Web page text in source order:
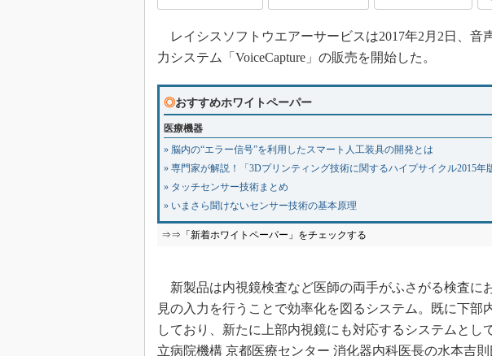
レイシスソフトウエアーサービスは2017年2月2日、音
力システム「VoiceCapture」の販売を開始した。
◎おすすめホワイトペーパー
医療機器
» 脳内の“エラー信号”を利用したスマート人工装具の開発とは
» 専門家が解説！「3Dプリンティング技術に関するハイプサイクル2015年
» タッチセンサー技術まとめ
» いまさら聞けないセンサー技術の基本原理
⇒⇒「新着ホワイトペーパー」をチェックする
新製品は内視鏡検査など医師の両手がふさがる検査に
見の入力を行うことで効率化を図るシステム。既に下部
しており、新たに上部内視鏡にも対応するシステムとし
立病院機構 京都医療センター 消化器内科医長の水本吉則